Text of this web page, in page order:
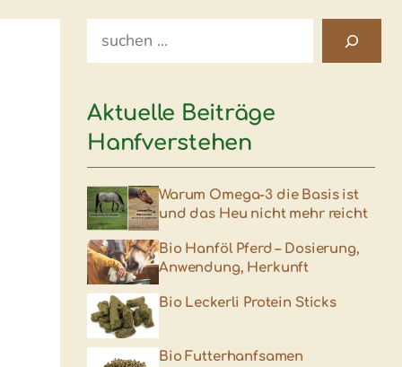
Search
Aktuelle Beiträge
Hanfverstehen
Warum Omega-3 die Basis ist
und das Heu nicht mehr reicht
Bio Hanföl Pferd – Dosierung,
Anwendung, Herkunft
Bio Leckerli Protein Sticks
Bio Futterhanfsamen